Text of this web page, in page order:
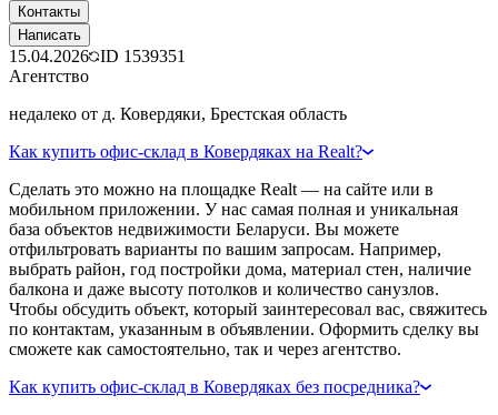
Контакты
Написать
15.04.2026 ID 1539351
Агентство
недалеко от д. Ковердяки, Брестская область
Как купить офис-склад в Ковердяках на Realt?
Сделать это можно на площадке Realt — на сайте или в
мобильном приложении. У нас самая полная и уникальная
база объектов недвижимости Беларуси. Вы можете
отфильтровать варианты по вашим запросам. Например,
выбрать район, год постройки дома, материал стен, наличие
балкона и даже высоту потолков и количество санузлов.
Чтобы обсудить объект, который заинтересовал вас, свяжитесь
по контактам, указанным в объявлении. Оформить сделку вы
сможете как самостоятельно, так и через агентство.
Как купить офис-склад в Ковердяках без посредника?